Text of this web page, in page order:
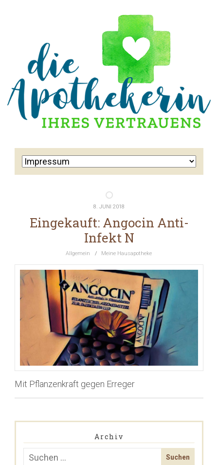
8. JUNI 2018
Eingekauft: Angocin Anti-
Infekt N
Allgemein / Meine Hausapotheke
Mit Pflanzenkraft gegen Erreger
Archiv